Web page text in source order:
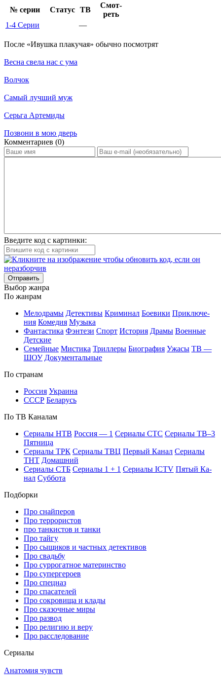
№ се­рии Ста­тус ТВ
Смот­
реть
1-4 Серии
—
По­сле «Ивушка плакучая» обыч­но по­смот­рят
Весна свела нас с ума
Волчок
Самый лучший муж
Серьга Артемиды
Позвони в мою дверь
Ком­мен­та­ри­ев (0)
Введите код с картинки:
Отправить
Вы­бор жан­ра
По жан­рам
Ме­ло­дра­мы Де­тек­ти­вы Кри­ми­нал Бое­ви­ки При­клю­че­
ния Ко­ме­дия Му­зы­ка
Фан­та­сти­ка Фэн­те­зи Спорт Ис­то­рия Дра­мы Во­ен­ные
Дет­ские
Се­мей­ные Мис­ти­ка Трил­ле­ры Био­гра­фия Ужа­сы ТВ —
ШОУ До­ку­мен­таль­ные
По стра­нам
Рос­сия Ук­раи­на
СССР Бе­ла­русь
По ТВ Ка­на­лам
Се­риа­лы НТВ Рос­сия — 1 Се­риа­лы СТС Се­риа­лы ТВ–3
Пят­ни­ца
Се­риа­лы ТРК Се­риа­лы ТВЦ Пер­вый Ка­нал Се­риа­лы
ТНТ До­маш­ний
Се­риа­лы СТБ Се­риа­лы 1 + 1 Се­риа­лы ICTV Пя­тый Ка­
нал Суб­бо­та
Подборки
Про снайперов
Про террористов
про танкистов и танки
Про тайгу
Про сыщиков и частных детективов
Про свадьбу
Про суррогатное материнство
Про супергероев
Про спецназ
Про спасателей
Про сокровища и клады
Про сказочные миры
Про развод
Про религию и веру
Про расследование
Се­риа­лы
Анатомия чувств